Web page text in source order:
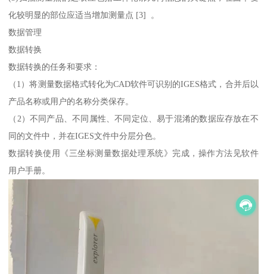
化较明显的部位应适当增加测量点 [3] 。
数据管理
数据转换
数据转换的任务和要求：
（1）将测量数据格式转化为CAD软件可识别的IGES格式，合并后以
产品名称或用户的名称分类保存。
（2）不同产品、不同属性、不同定位、易于混淆的数据应存放在不
同的文件中，并在IGES文件中分层分色。
数据转换使用《三坐标测量数据处理系统》完成，操作方法见软件
用户手册。